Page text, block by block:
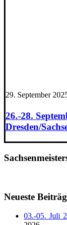
29. September
26.-28.
Dresden/
Neueste
03.-05. Juli